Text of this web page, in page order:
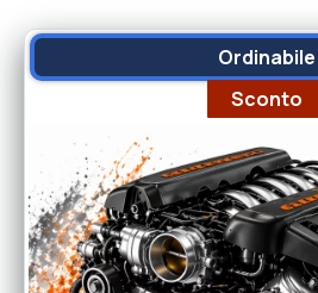
Ordinabile
Sconto